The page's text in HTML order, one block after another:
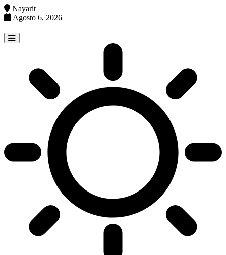
Nayarit
Agosto 6, 2026
to
content